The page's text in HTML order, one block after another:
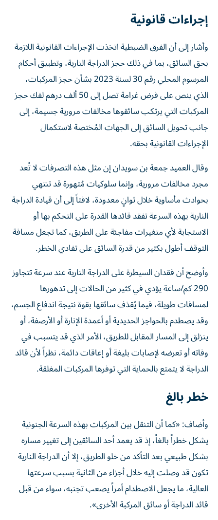
إجراءات قانونية
وأشار إلى أن الفرق الضبطية اتخذت الإجراءات القانونية اللازمة
بحق السائق، بما في ذلك حجز الدراجة النارية، وتطبيق أحكام
المرسوم المحلي رقم 30 لسنة 2023 بشأن حجز المركبات،
الذي ينص على فرض غرامة تصل إلى 50 ألف درهم لفك حجز
المركبات التي يرتكب سائقوها مخالفات مرورية جسيمة، إلى
جانب تحويل السائق إلى الجهات المُختصة لاستكمال
الإجراءات القانونية بحقه.
وقال العميد جمعة بن سويدان إن مثل هذه التصرفات لا تُعد
مجرد مخالفات مرورية، وإنما سلوكيات مُتهورة قد تنتهي
بحوادث مأساوية خلال ثوانٍ معدودة، لافتاً إلى أن قيادة الدراجة
النارية بهذه السرعة تفقد قائدها القدرة على التحكم بها أو
الاستجابة لأي متغيرات مفاجئة على الطريق، كما تجعل مسافة
التوقف أطول بكثير من قدرة السائق على تفادي الخطر.
وأوضح أن فقدان السيطرة على الدراجة النارية عند سرعة تتجاوز
290 كم/ساعة يؤدي في كثير من الحالات إلى تدهورها
لمسافات طويلة، فيما يُقذف سائقها بقوة نتيجة اندفاع الجسم،
وقد يصطدم بالحواجز الحديدية أو أعمدة الإنارة أو الأرصفة، أو
ينزلق إلى المسار المقابل للطريق، الأمر الذي قد يتسبب في
وفاته أو تعرضه لإصابات بليغة أو إعاقات دائمة، نظراً لأن قائد
الدراجة لا يتمتع بالحماية التي توفرها المركبات المغلقة.
خطر بالغ
وأضاف: «كما أن التنقل بين المركبات بهذه السرعة الجنونية
يشكل خطراً بالغاً، إذ قد يعمد أحد السائقين إلى تغيير مساره
بشكل طبيعي بعد التأكد من خلو الطريق، إلا أن الدراجة النارية
تكون قد وصلت إليه خلال أجزاء من الثانية بسبب سرعتها
العالية، ما يجعل الاصطدام أمراً يصعب تجنبه، سواء من قبل
قائد الدراجة أو سائق المركبة الأخرى».